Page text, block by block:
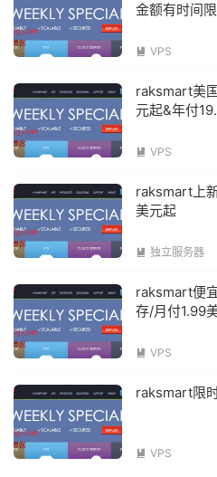
金额有时间
 VPS
raksmart美
元起&年付
 VPS
raksmart上
美元起
 独立服务器
raksmart便
存/月付1.99
 VPS
raksmart限
 VPS